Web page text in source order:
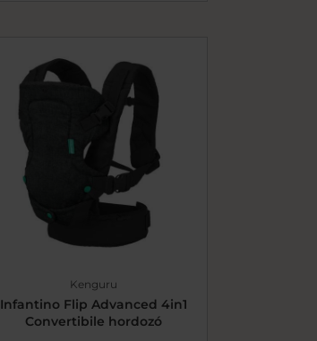
Kenguru
Infantino Flip Advanced 4in1
Convertibile hordozó